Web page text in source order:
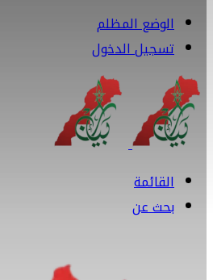
الوضع المظلم
تسجيل الدخول
القائمة
بحث عن